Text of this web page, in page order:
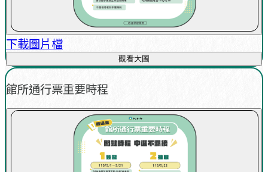
下載圖片檔
觀看大圖
館所通行票重要時程